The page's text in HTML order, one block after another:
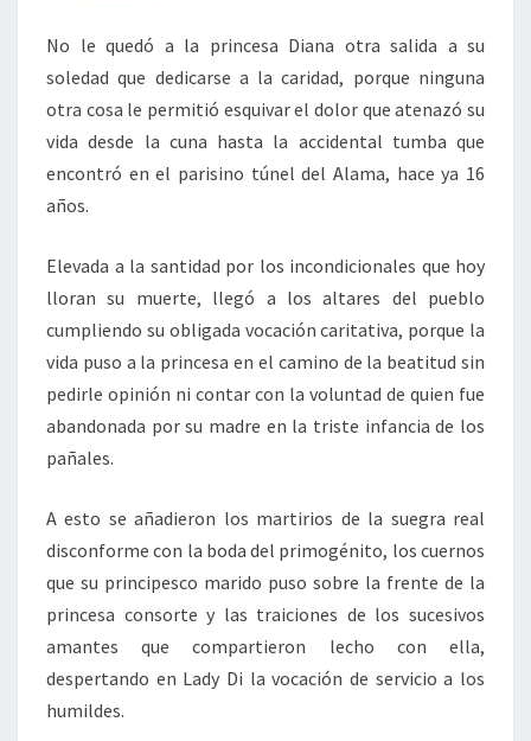
No le quedó a la princesa Diana otra salida a su
soledad que dedicarse a la caridad, porque ninguna
otra cosa le permitió esquivar el dolor que atenazó su
vida desde la cuna hasta la accidental tumba que
encontró en el parisino túnel del Alama, hace ya 16
años.
Elevada a la santidad por los incondicionales que hoy
lloran su muerte, llegó a los altares del pueblo
cumpliendo su obligada vocación caritativa, porque la
vida puso a la princesa en el camino de la beatitud sin
pedirle opinión ni contar con la voluntad de quien fue
abandonada por su madre en la triste infancia de los
pañales.
A esto se añadieron los martirios de la suegra real
disconforme con la boda del primogénito, los cuernos
que su principesco marido puso sobre la frente de la
princesa consorte y las traiciones de los sucesivos
amantes que compartieron lecho con ella,
despertando en Lady Di la vocación de servicio a los
humildes.